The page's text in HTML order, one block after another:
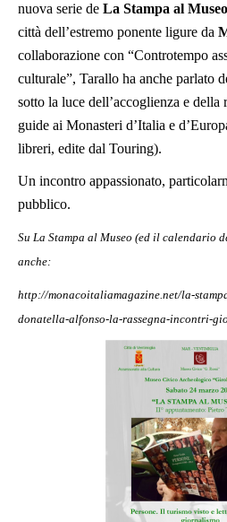
nuova serie de La Stampa al Museo
città dell’estremo ponente ligure da
collaborazione con “Controtempo
culturale”, Tarallo ha anche parlato
sotto la luce dell’accoglienza e
guide ai Monasteri d’Italia e
libreri, edite dal Touring).
Un incontro appassionato,
pubblico.
Su La Stampa al Museo (ed il calendario
anche:
http://monacoitaliamagazine.net/la-
donatella-alfonso-la-rassegna-incontri-